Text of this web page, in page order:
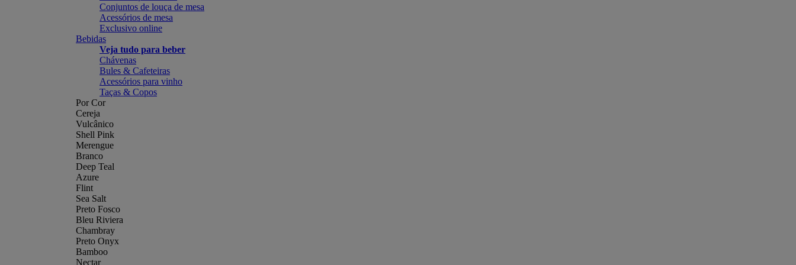
Conjuntos de louça de mesa
Acessórios de mesa
Exclusivo online
Bebidas
Veja tudo para beber
Chávenas
Bules & Cafeteiras
Acessórios para vinho
Taças & Copos
Por Cor
Cereja
Vulcânico
Shell Pink
Merengue
Branco
Deep Teal
Azure
Flint
Sea Salt
Preto Fosco
Bleu Riviera
Chambray
Preto Onyx
Bamboo
Nectar